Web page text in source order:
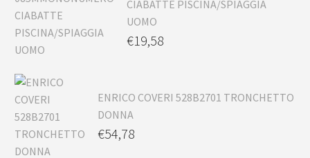
CIABATTE PISCINA/SPIAGGIA
UOMO
€19,58
ENRICO COVERI 528B2701 TRONCHETTO
DONNA
€54,78